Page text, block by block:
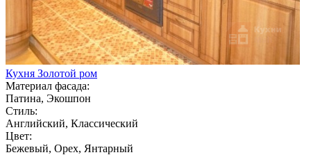
Кухня Золотой ром
Материал фасада:
Патина, Экошпон
Стиль:
Английский, Классический
Цвет:
Бежевый, Орех, Янтарный